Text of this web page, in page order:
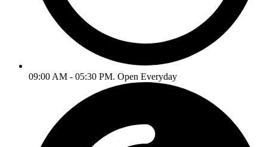
09:00 AM - 05:30 PM. Open Everyday